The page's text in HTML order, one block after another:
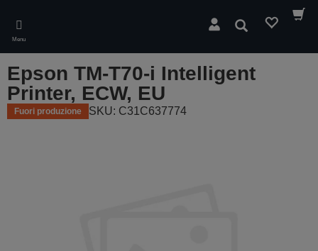
main
content
Menu
Cerca
Epson TM-T70-i Intelligent
Printer, ECW, EU
Fuori produzione SKU: C31C637774